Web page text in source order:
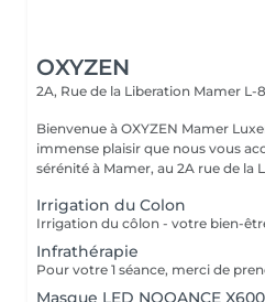
OXYZEN
2A, Rue de la Liberation Mamer L-
Bienvenue à OXYZEN Mamer Luxembourg !
immense plaisir que nous vous
sérénité à Mamer, au 2A rue de la
Irrigation du Colon
Infrathérapie
Masque LED NOOANCE